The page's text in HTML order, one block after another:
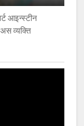
आइन्स्टीन
व्यक्ति